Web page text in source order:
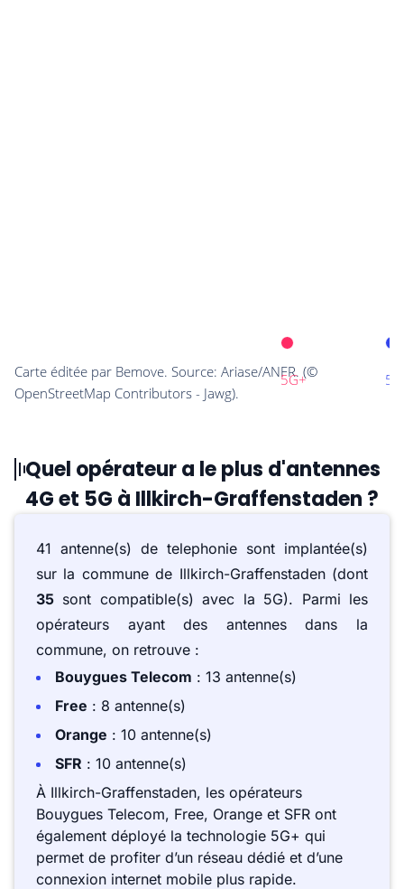
Quel opérateur a le plus d'antennes
4G et 5G à Illkirch-Graffenstaden ?
41 antenne(s) de telephonie sont implantée(s)
sur la commune de Illkirch-Graffenstaden (dont
35 sont compatible(s) avec la 5G). Parmi les
opérateurs ayant des antennes dans la
commune, on retrouve :
Bouygues Telecom : 13 antenne(s)
Free : 8 antenne(s)
Orange : 10 antenne(s)
SFR : 10 antenne(s)
À Illkirch-Graffenstaden, les opérateurs
Bouygues Telecom, Free, Orange et SFR ont
également déployé la technologie 5G+ qui
permet de profiter d’un réseau dédié et d’une
connexion internet mobile plus rapide.